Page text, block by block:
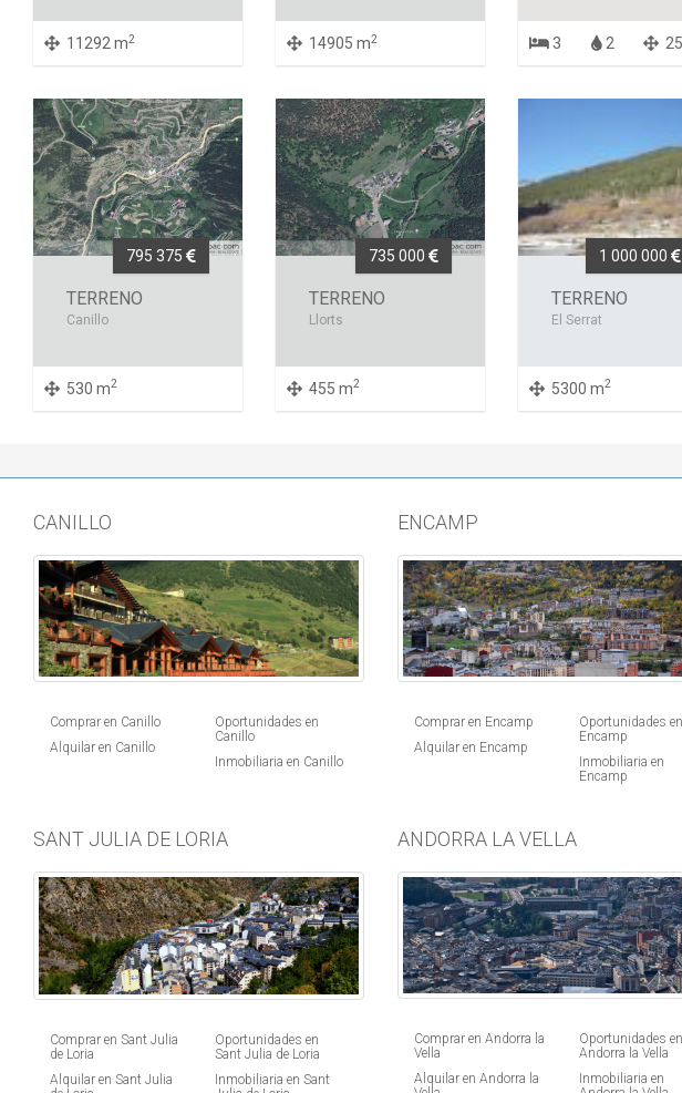
11292 m2 14905 m2 3 2
795 375
TERRENO
Canillo
530 m2
735 000
TERRENO
Llorts
455 m2
1 000 000
TERRENO
El Serrat
5300 m2
CANILLO
Comprar en Canillo
Alquilar en Canillo
Oportunidades en
Canillo
Inmobiliaria en Canillo
ENCAMP
Comprar en Encamp
Alquilar en Encamp
Oportunidades en
Encamp
Inmobiliaria en
Encamp
SANT JULIA DE LORIA
Comprar en Sant Julia
de Loria
Alquilar en Sant Julia
Oportunidades en
Sant Julia de Loria
Inmobiliaria en Sant
ANDORRA LA VELLA
Comprar en Andorra la
Vella
Alquilar en Andorra la
Oportunidades en
Andorra la Vella
Inmobiliaria en